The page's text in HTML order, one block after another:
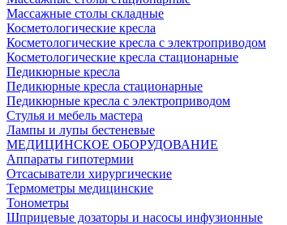
Массажные столы складные
Косметологические кресла
Косметологические кресла с электроприводом
Косметологические кресла стационарные
Педикюрные кресла
Педикюрные кресла стационарные
Педикюрные кресла с электроприводом
Стулья и мебель мастера
Лампы и лупы бестеневые
МЕДИЦИНСКОЕ ОБОРУДОВАНИЕ
Аппараты гипотермии
Отсасыватели хирургические
Термометры медицинские
Тонометры
Шприцевые дозаторы и насосы инфузионные